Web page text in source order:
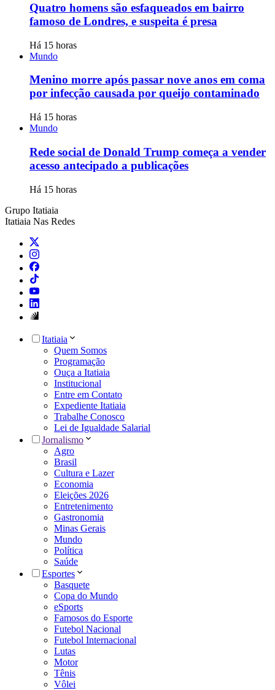
Quatro homens são esfaqueados em bairro
famoso de Londres, e suspeita é presa
Há 15 horas
Mundo
Menino morre após passar nove anos em coma
por infecção causada por queijo contaminado
Há 15 horas
Mundo
Rede social de Donald Trump começa a vender
acesso antecipado a publicações
Há 15 horas
Grupo Itatiaia
Itatiaia Nas Redes
Itatiaia
Quem Somos
Programação
Ouça a Itatiaia
Institucional
Entre em Contato
Expediente Itatiaia
Trabalhe Conosco
Lei de Igualdade Salarial
Jornalismo
Agro
Brasil
Cultura e Lazer
Economia
Eleições 2026
Entretenimento
Gastronomia
Minas Gerais
Mundo
Política
Saúde
Esportes
Basquete
Copa do Mundo
eSports
Famosos do Esporte
Futebol Nacional
Futebol Internacional
Lutas
Motor
Tênis
Vôlei